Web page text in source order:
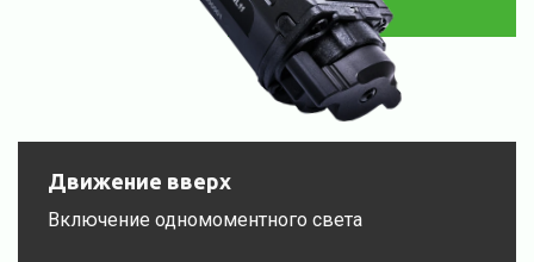
Движение вверх
Включение одномоментного света